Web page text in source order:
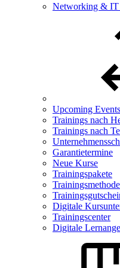
Networking &
Upcoming Events
Trainings nach
Trainings nach
Garantietermine
Neue Kurse
Trainingspakete
Digitale
Trainingscenter
Digitale